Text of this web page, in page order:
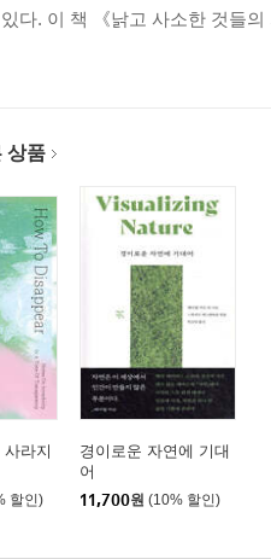
다. 이 책 《낡고 사소한 것들
상품
라지
할인)
경이로운 자연에 기대
어
11,700원 (10% 할인)